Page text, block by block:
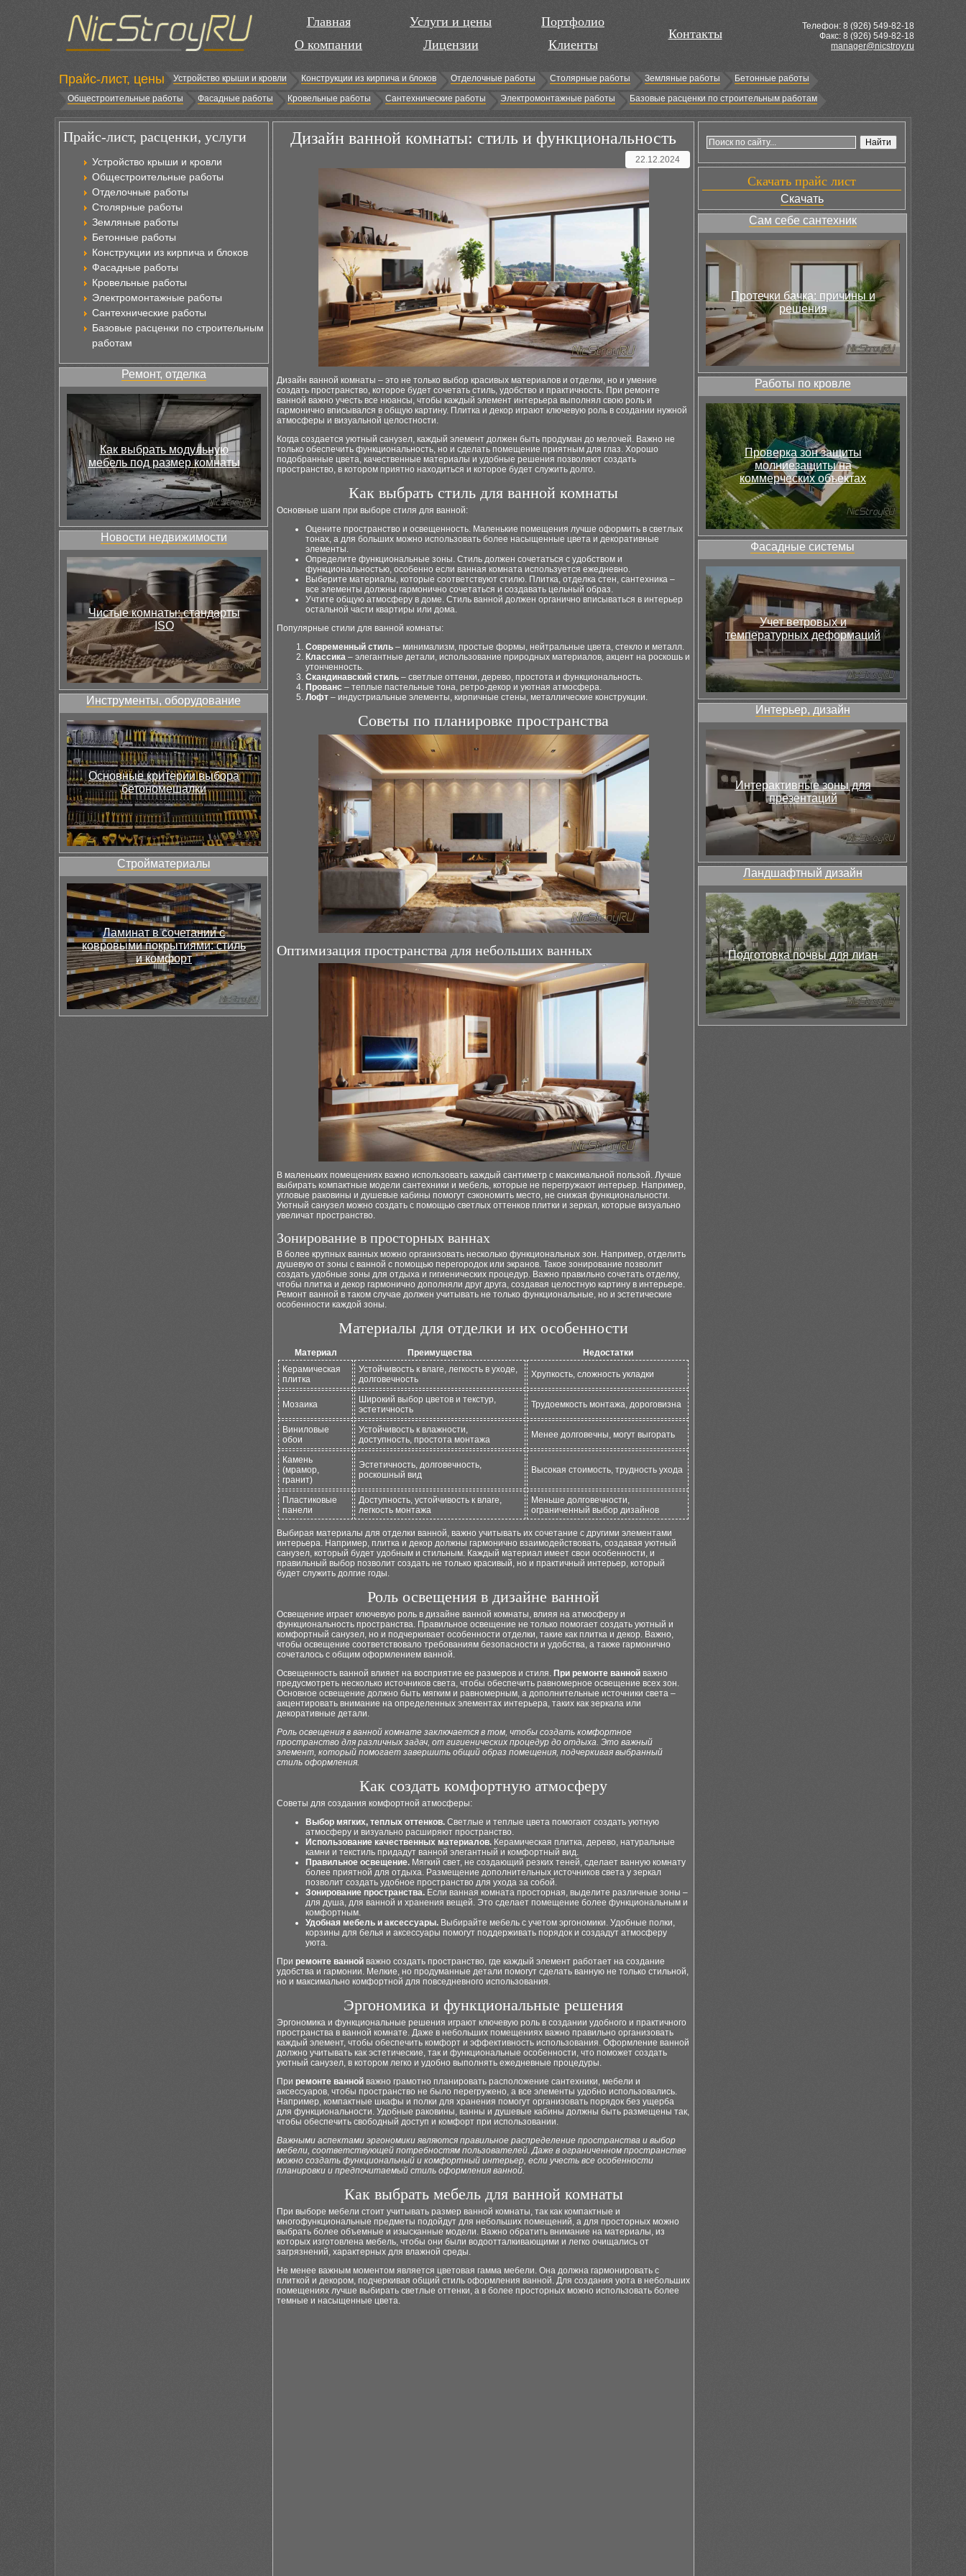
Главная
О компании
Услуги и цены
Лицензии
Портфолио
Клиенты
Контакты
Телефон: 8 (926) 549-82-18
Факс: 8 (926) 549-82-18
manager@nicstroy.ru
Прайс-лист, цены Устройство крыши и кровли Конструкции из кирпича и блоков Отделочные работы Столярные работы Земляные работы
Бетонные работы
Общестроительные работы
Фасадные работы Кровельные работы Сантехнические работы Электромонтажные работы Базовые расценки по строительным работам
Прайс-лист, расценки, услуги
Устройство крыши и кровли
Общестроительные работы
Отделочные работы
Столярные работы
Земляные работы
Бетонные работы
Конструкции из кирпича и блоков
Фасадные работы
Кровельные работы
Электромонтажные работы
Сантехнические работы
Базовые расценки по строительным
работам
Ремонт, отделка
Как выбрать модульную
мебель под размер комнаты
Новости недвижимости
Чистые комнаты: стандарты
ISO
Инструменты, оборудование
Основные критерии выбора
бетономешалки
Стройматериалы
Ламинат в сочетании с
ковровыми покрытиями: стиль
и комфорт
Дизайн ванной комнаты: стиль и функциональность
22.12.2024
Дизайн ванной комнаты – это не только выбор красивых материалов и отделки, но и умение
создать пространство, которое будет сочетать стиль, удобство и практичность. При ремонте
ванной важно учесть все нюансы, чтобы каждый элемент интерьера выполнял свою роль и
гармонично вписывался в общую картину. Плитка и декор играют ключевую роль в создании нужной
атмосферы и визуальной целостности.
Когда создается уютный санузел, каждый элемент должен быть продуман до мелочей. Важно не
только обеспечить функциональность, но и сделать помещение приятным для глаз. Хорошо
подобранные цвета, качественные материалы и удобные решения позволяют создать
пространство, в котором приятно находиться и которое будет служить долго.
Как выбрать стиль для ванной комнаты
Основные шаги при выборе стиля для ванной:
Оцените пространство и освещенность. Маленькие помещения лучше оформить в светлых
тонах, а для больших можно использовать более насыщенные цвета и декоративные
элементы.
Определите функциональные зоны. Стиль должен сочетаться с удобством и
функциональностью, особенно если ванная комната используется ежедневно.
Выберите материалы, которые соответствуют стилю. Плитка, отделка стен, сантехника –
все элементы должны гармонично сочетаться и создавать цельный образ.
Учтите общую атмосферу в доме. Стиль ванной должен органично вписываться в интерьер
остальной части квартиры или дома.
Популярные стили для ванной комнаты:
Современный стиль – минимализм, простые формы, нейтральные цвета, стекло и металл.
Классика – элегантные детали, использование природных материалов, акцент на роскошь и
утонченность.
Скандинавский стиль – светлые оттенки, дерево, простота и функциональность.
Прованс – теплые пастельные тона, ретро-декор и уютная атмосфера.
Лофт – индустриальные элементы, кирпичные стены, металлические конструкции.
Советы по планировке пространства
Оптимизация пространства для небольших ванных
В маленьких помещениях важно использовать каждый сантиметр с максимальной пользой. Лучше
выбирать компактные модели сантехники и мебель, которые не перегружают интерьер. Например,
угловые раковины и душевые кабины помогут сэкономить место, не снижая функциональности.
Уютный санузел можно создать с помощью светлых оттенков плитки и зеркал, которые визуально
увеличат пространство.
Зонирование в просторных ваннах
В более крупных ванных можно организовать несколько функциональных зон. Например, отделить
душевую от зоны с ванной с помощью перегородок или экранов. Такое зонирование позволит
создать удобные зоны для отдыха и гигиенических процедур. Важно правильно сочетать отделку,
чтобы плитка и декор гармонично дополняли друг друга, создавая целостную картину в интерьере.
Ремонт ванной в таком случае должен учитывать не только функциональные, но и эстетические
особенности каждой зоны.
Материалы для отделки и их особенности
Материал Преимущества
Недостатки
Керамическая
плитка
Устойчивость к влаге, легкость в уходе,
долговечность
Хрупкость, сложность укладки
Мозаика
Широкий выбор цветов и текстур,
эстетичность
Трудоемкость монтажа, дороговизна
Виниловые
обои
Устойчивость к влажности,
доступность, простота монтажа
Менее долговечны, могут выгорать
Камень
(мрамор,
гранит)
Эстетичность, долговечность,
роскошный вид
Высокая стоимость, трудность ухода
Пластиковые
панели
Доступность, устойчивость к влаге,
легкость монтажа
Меньше долговечности,
ограниченный выбор дизайнов
Выбирая материалы для отделки ванной, важно учитывать их сочетание с другими элементами
интерьера. Например, плитка и декор должны гармонично взаимодействовать, создавая уютный
санузел, который будет удобным и стильным. Каждый материал имеет свои особенности, и
правильный выбор позволит создать не только красивый, но и практичный интерьер, который
будет служить долгие годы.
Роль освещения в дизайне ванной
Освещение играет ключевую роль в дизайне ванной комнаты, влияя на атмосферу и
функциональность пространства. Правильное освещение не только помогает создать уютный и
комфортный санузел, но и подчеркивает особенности отделки, такие как плитка и декор. Важно,
чтобы освещение соответствовало требованиям безопасности и удобства, а также гармонично
сочеталось с общим оформлением ванной.
Освещенность ванной влияет на восприятие ее размеров и стиля. При ремонте ванной важно
предусмотреть несколько источников света, чтобы обеспечить равномерное освещение всех зон.
Основное освещение должно быть мягким и равномерным, а дополнительные источники света –
акцентировать внимание на определенных элементах интерьера, таких как зеркала или
декоративные детали.
Роль освещения в ванной комнате заключается в том, чтобы создать комфортное
пространство для различных задач, от гигиенических процедур до отдыха. Это важный
элемент, который помогает завершить общий образ помещения, подчеркивая выбранный
стиль оформления.
Как создать комфортную атмосферу
Советы для создания комфортной атмосферы:
Выбор мягких, теплых оттенков. Светлые и теплые цвета помогают создать уютную
атмосферу и визуально расширяют пространство.
Использование качественных материалов. Керамическая плитка, дерево, натуральные
камни и текстиль придадут ванной элегантный и комфортный вид.
Правильное освещение. Мягкий свет, не создающий резких теней, сделает ванную комнату
более приятной для отдыха. Размещение дополнительных источников света у зеркал
позволит создать удобное пространство для ухода за собой.
Зонирование пространства. Если ванная комната просторная, выделите различные зоны –
для душа, для ванной и хранения вещей. Это сделает помещение более функциональным и
комфортным.
Удобная мебель и аксессуары. Выбирайте мебель с учетом эргономики. Удобные полки,
корзины для белья и аксессуары помогут поддерживать порядок и создадут атмосферу
уюта.
При ремонте ванной важно создать пространство, где каждый элемент работает на создание
удобства и гармонии. Мелкие, но продуманные детали помогут сделать ванную не только стильной,
но и максимально комфортной для повседневного использования.
Эргономика и функциональные решения
Эргономика и функциональные решения играют ключевую роль в создании удобного и практичного
пространства в ванной комнате. Даже в небольших помещениях важно правильно организовать
каждый элемент, чтобы обеспечить комфорт и эффективность использования. Оформление ванной
должно учитывать как эстетические, так и функциональные особенности, что поможет создать
уютный санузел, в котором легко и удобно выполнять ежедневные процедуры.
При ремонте ванной важно грамотно планировать расположение сантехники, мебели и
аксессуаров, чтобы пространство не было перегружено, а все элементы удобно использовались.
Например, компактные шкафы и полки для хранения помогут организовать порядок без ущерба
для функциональности. Удобные раковины, ванны и душевые кабины должны быть размещены так,
чтобы обеспечить свободный доступ и комфорт при использовании.
Важными аспектами эргономики являются правильное распределение пространства и выбор
мебели, соответствующей потребностям пользователей. Даже в ограниченном пространстве
можно создать функциональный и комфортный интерьер, если учесть все особенности
планировки и предпочитаемый стиль оформления ванной.
Как выбрать мебель для ванной комнаты
При выборе мебели стоит учитывать размер ванной комнаты, так как компактные и
многофункциональные предметы подойдут для небольших помещений, а для просторных можно
выбрать более объемные и изысканные модели. Важно обратить внимание на материалы, из
которых изготовлена мебель, чтобы они были водоотталкивающими и легко очищались от
загрязнений, характерных для влажной среды.
Не менее важным моментом является цветовая гамма мебели. Она должна гармонировать с
плиткой и декором, подчеркивая общий стиль оформления ванной. Для создания уюта в небольших
помещениях лучше выбирать светлые оттенки, а в более просторных можно использовать более
темные и насыщенные цвета.
Скачать прайс лист
Скачать
Сам себе сантехник
Протечки бачка: причины и
решения
Работы по кровле
Проверка зон защиты
молниезащиты на
коммерческих объектах
Фасадные системы
Учет ветровых и
температурных деформаций
Интерьер, дизайн
Интерактивные зоны для
презентаций
Ландшафтный дизайн
Подготовка почвы для лиан